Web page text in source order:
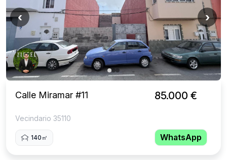
‹ ›
Calle Miramar #11
Vecindario 35110
140㎡
85.000 €
WhatsApp